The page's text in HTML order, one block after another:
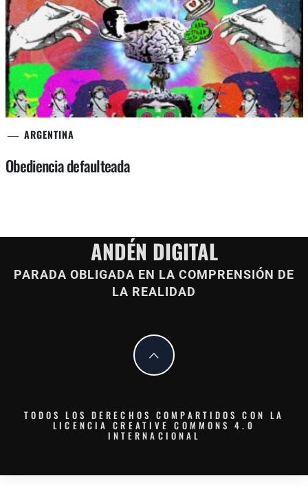
ARGENTINA
Obediencia defaulteada
ANDÉN DIGITAL
PARADA OBLIGADA EN LA COMPRENSIÓN DE
LA REALIDAD
TODOS LOS DERECHOS COMPARTIDOS CON LA
LICENCIA CREATIVE COMMONS 4.0
INTERNACIONAL